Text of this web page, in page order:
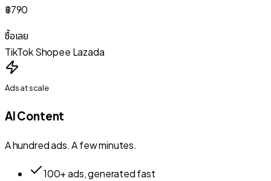
฿790
ซื้อเลย
TikTokShopee Lazada
Ads at scale
AI Content
A hundred ads. A few minutes.
100+ ads, generated fast